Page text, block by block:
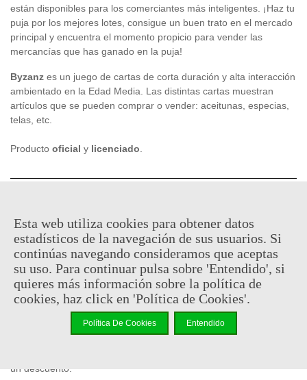
están disponibles para los comerciantes más inteligentes. ¡Haz tu
puja por los mejores lotes, consigue un buen trato en el mercado
principal y encuentra el momento propicio para vender las
mercancías que has ganado en la puja!
Byzanz es un juego de cartas de corta duración y alta interacción
ambientado en la Edad Media. Las distintas cartas muestran
artículos que se pueden comprar o vender: aceitunas, especias,
telas, etc.
Producto oficial y licenciado
Consultar disponibilidad
-
Añadir Al Carrito
Código QR Compartir
un descuento.
Esta web utiliza cookies para obtener datos
estadísticos de la navegación de sus usuarios. Si
continúas navegando consideramos que aceptas
su uso. Para continuar pulsa sobre 'Entendido', si
quieres más información sobre la política de
cookies, haz click en 'Política de Cookies'.
Política De Cookies Entendido